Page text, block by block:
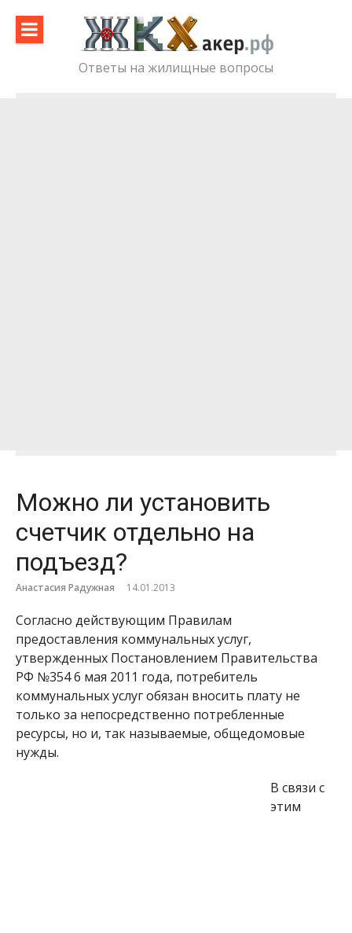
content
Ответы на жилищные вопросы
Можно ли установить
счетчик отдельно на
подъезд?
Анастасия Радужная 14.01.2013
Согласно действующим Правилам
предоставления коммунальных услуг,
утвержденных Постановлением Правительства
РФ №354 6 мая 2011 года, потребитель
коммунальных услуг обязан вносить плату не
только за непосредственно потребленные
ресурсы, но и, так называемые, общедомовые
нужды.
В связи с
этим